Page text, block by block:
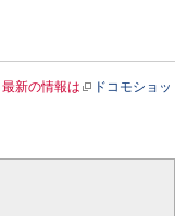
新の情報は
ドコモショッ